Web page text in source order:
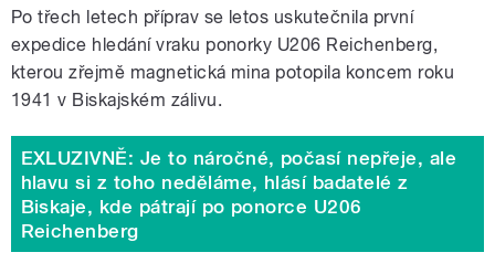
Po třech letech příprav se letos uskutečnila první
expedice hledání vraku ponorky U206 Reichenberg,
kterou zřejmě magnetická mina potopila koncem roku
1941 v Biskajském zálivu.
EXLUZIVNĚ: Je to náročné, počasí nepřeje, ale
hlavu si z toho neděláme, hlásí badatelé z
Biskaje, kde pátrají po ponorce U206
Reichenberg